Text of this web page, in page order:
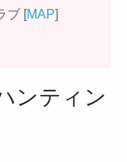
ブ [MAP]
ンティン